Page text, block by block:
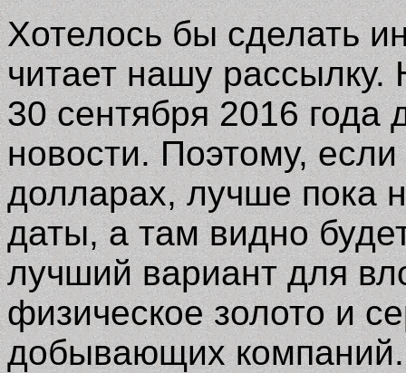
Хотелось бы сделать
читает нашу рассылку.
30 сентября 2016
новости. Поэтому,
долларах, лучше пока
даты, а там видно
лучший вариант для
физическое золото и
добывающих